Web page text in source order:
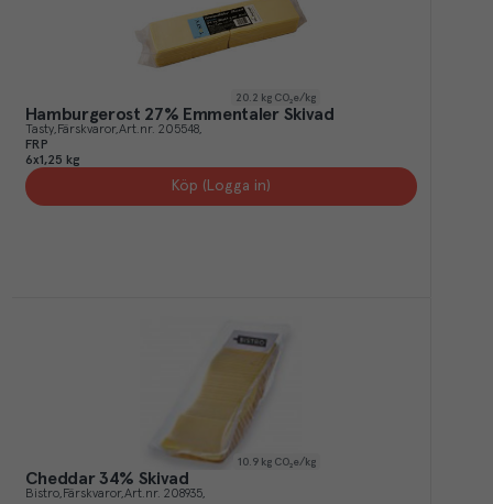
20.2 kg CO₂e/kg
Hamburgerost 27% Emmentaler Skivad
Tasty Färskvaror Art.nr. 205548
FRP
6x1,25 kg
Köp (Logga in)
10.9 kg CO₂e/kg
Cheddar 34% Skivad
Bistro Färskvaror Art.nr. 208935